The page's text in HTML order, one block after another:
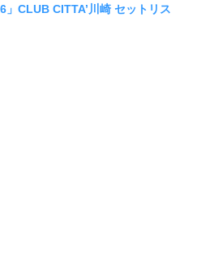
CLUB CITTA’川崎 セットリス